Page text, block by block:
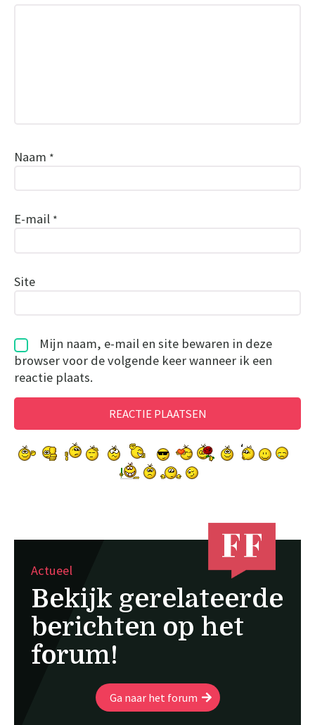
Naam *
E-mail *
Site
Mijn naam, e-mail en site bewaren in deze
browser voor de volgende keer wanneer ik een
reactie plaats.
Actueel
Bekijk gerelateerde
berichten op het
forum!
Ga naar het forum